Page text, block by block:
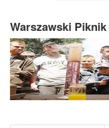
Warszawski